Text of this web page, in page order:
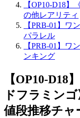
【OP10-D18
の他レアリティ
【PRB-01】ワ
パラレル
【PRB-01】ワ
ンキング
【OP10-D18
ドフラミン
値段推移チャ